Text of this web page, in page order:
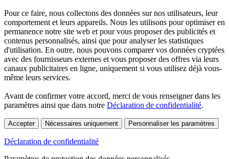
Pour ce faire, nous collectons des données sur nos utilisateurs, leur
comportement et leurs appareils. Nous les utilisons pour optimiser en
permanence notre site web et pour vous proposer des publicités et
contenus personnalisés, ainsi que pour analyser les statistiques
d'utilisation. En outre, nous pouvons comparer vos données cryptées
avec des fournisseurs externes et vous proposer des offres via leurs
canaux publicitaires en ligne, uniquement si vous utilisez déjà vous-
même leurs services.
Avant de confirmer votre accord, merci de vous renseigner dans les
paramètres ainsi que dans notre Déclaration de confidentialité.
Accepter Nécessaires uniquement Personnaliser les paramètres
Déclaration de confidentialité